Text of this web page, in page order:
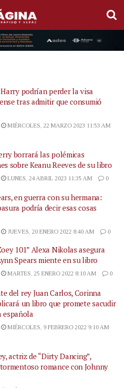
podrían perder la visa
tras admitir que consumió
MIÉRCOLES, 22 MARZO 2023 11:53 AM
borrará las polémicas
sobre Keanu Reeves de su libro
LUNES, 24 ABRIL 2023 11:35 AM 0
en guerra con su hermana:
podría decir esas cosas
JUEVES, 20 ENERO 2022 8:40 AM 0
101” Alexa Nikolas asegura
Spears miente en su libro
MARTES, 25 ENERO 2022 8:10 AM 0
del rey Juan Carlos, Corinna
un libro que promete sacudir
española
MIÉRCOLES, 9 FEBRERO 2022 9:10 AM
actriz de “Dirty Dancing”,
romance con Johnny